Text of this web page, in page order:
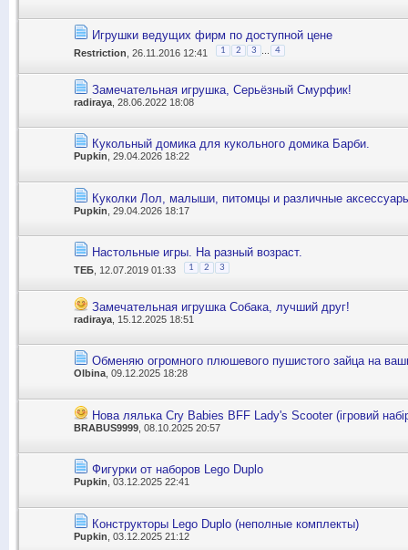
Игрушки ведущих фирм по доступной цене
Restriction , 26.11.2016 12:41 1 2 3 4
Замечательная игрушка, Серьёзный Смурфик!
radiraya , 28.06.2022 18:08
Кукольный домика для кукольного домика Барби.
Pupkin , 29.04.2026 18:22
Куколки Лол, малыши, питомцы и различные
Pupkin , 29.04.2026 18:17
Настольные игры. На разный возраст.
ТЕБ , 12.07.2019 01:33 1 2 3
Замечательная игрушка Собака, лучший друг!
radiraya , 15.12.2025 18:51
Обменяю огромного плюшевого пушистого зайца на
Olbina , 09.12.2025 18:28
Нова лялька Cry Babies BFF Lady's Scooter (ігровий
BRABUS9999 , 08.10.2025 20:57
Фигурки от наборов Lego Duplo
Pupkin , 03.12.2025 22:41
Конструкторы Lego Duplo (неполные комплекты)
Pupkin , 03.12.2025 21:12